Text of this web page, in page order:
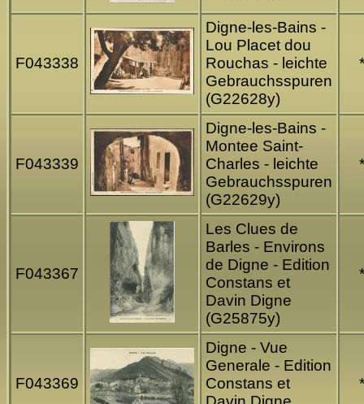
F043338
Digne-les-Bains -
Lou Placet dou
Rouchas - leichte
Gebrauchsspuren
(G22628y)
*
F043339
Digne-les-Bains -
Montee Saint-
Charles - leichte
Gebrauchsspuren
(G22629y)
*
F043367
Les Clues de
Barles - Environs
de Digne - Edition
Constans et
Davin Digne
(G25875y)
*
F043369
Digne - Vue
Generale - Edition
Constans et
*